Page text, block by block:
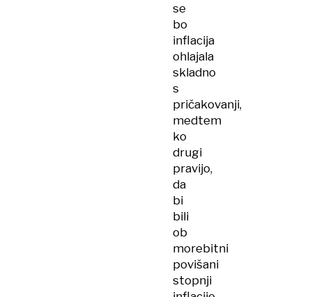
se
bo
inflacija
ohlajala
skladno
s
pričakovanji,
medtem
ko
drugi
pravijo,
da
bi
bili
ob
morebitni
povišani
stopnji